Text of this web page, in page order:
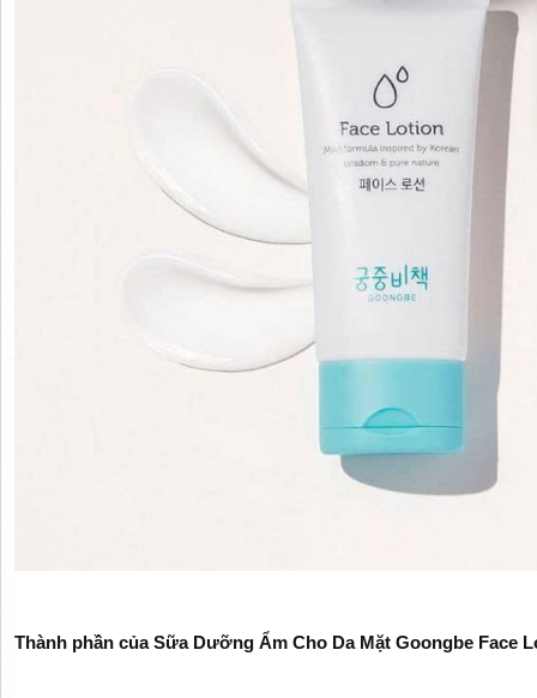
Thành phần của Sữa Dưỡng Ẩm Cho Da Mặt Goongbe Face